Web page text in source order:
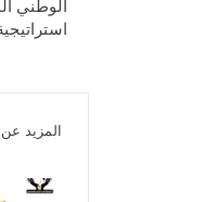
الوطني
المزيد